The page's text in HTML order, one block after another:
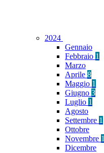
2024
Gennaio
Febbraio 1
Marzo
Aprile 8
Maggio 1
Giugno 3
Luglio 1
Agosto
Settembre 1
Ottobre
Novembre 1
Dicembre